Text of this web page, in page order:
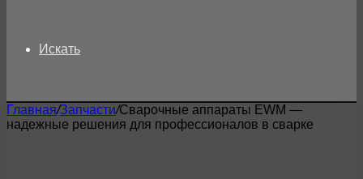
Искать
Главная/Запчасти/Сварочные аппараты EWM —
надежные решения для профессионалов в сварке